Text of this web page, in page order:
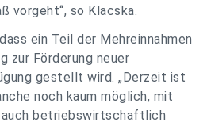
vorgeht“, so Klacska.
ein Teil der Mehreinnahmen
zur Förderung neuer
gestellt wird. „Derzeit ist
noch kaum möglich, mit
betriebswirtschaftlich